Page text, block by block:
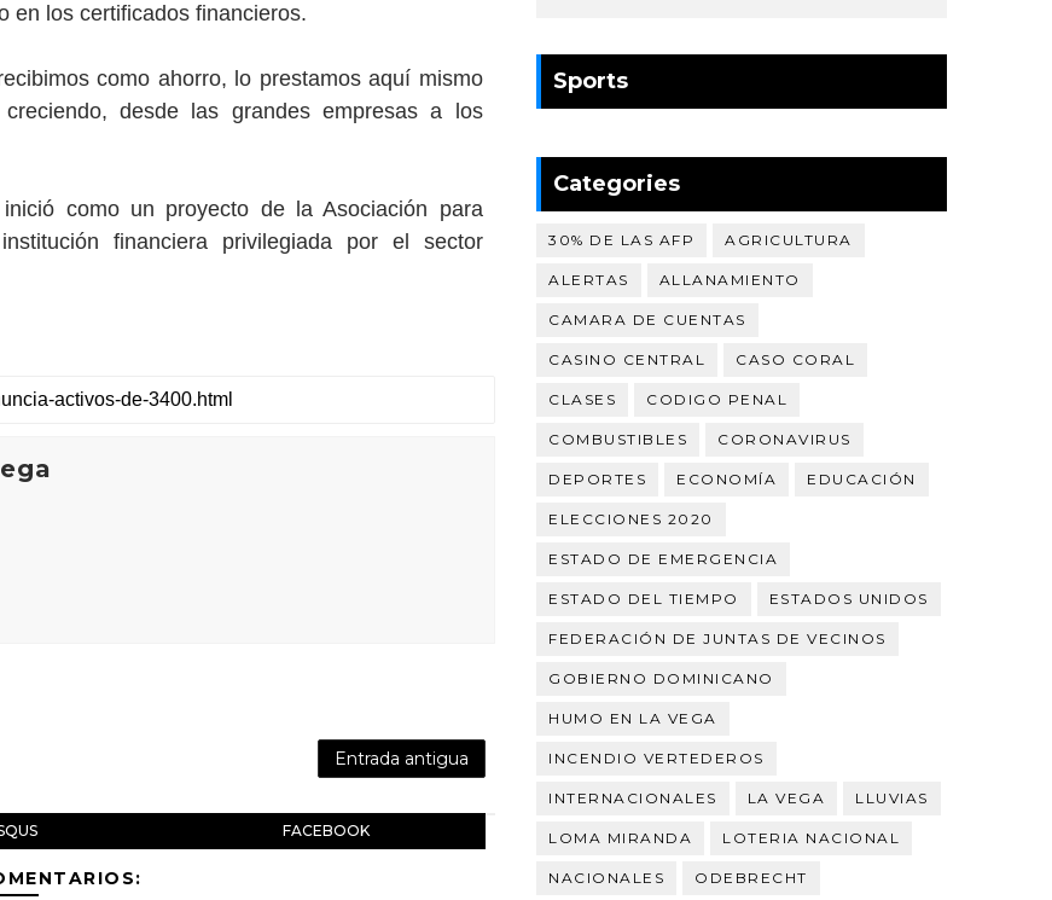
en los certificados financieros.
como ahorro, lo prestamos aquí mismo
desde las grandes empresas a los
como un proyecto de la Asociación para
financiera privilegiada por el sector
Entrada antigua
FACEBOOK
Sports
Categories
30% DE LAS AFP AGRICULTURA
ALERTAS ALLANAMIENTO
CAMARA DE CUENTAS
CASINO CENTRAL CASO CORAL
CLASES CODIGO PENAL
COMBUSTIBLES CORONAVIRUS
DEPORTES ECONOMÍA EDUCACIÓN
ELECCIONES 2020
ESTADO DE EMERGENCIA
ESTADO DEL TIEMPO ESTADOS UNIDOS
FEDERACIÓN DE JUNTAS DE VECINOS
GOBIERNO DOMINICANO
HUMO EN LA VEGA
INCENDIO VERTEDEROS
INTERNACIONALES LA VEGA LLUVIAS
LOMA MIRANDA LOTERIA NACIONAL
NACIONALES ODEBRECHT